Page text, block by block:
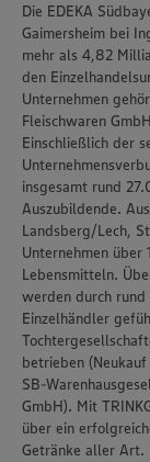
Die EDEKA
Gaimersheim bei
mehr als 4,82
den
Unternehmen
Fleischwaren
Einschließlich der
insgesamt rund
Auszubildende.
Landsberg/Lech,
Unternehmen über
Lebensmitteln.
werden durch
Einzelhändler
betrieben
SB-
GmbH). Mit
über ein
Getränke aller Art.